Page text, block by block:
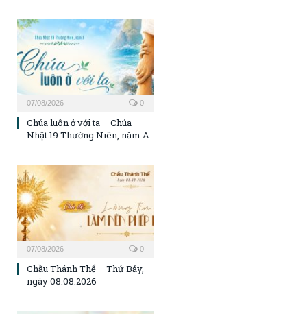
07/08/2026 0
Chúa luôn ở với ta – Chúa
Nhật 19 Thường Niên, năm A
07/08/2026 0
Chầu Thánh Thể – Thứ Bảy,
ngày 08.08.2026